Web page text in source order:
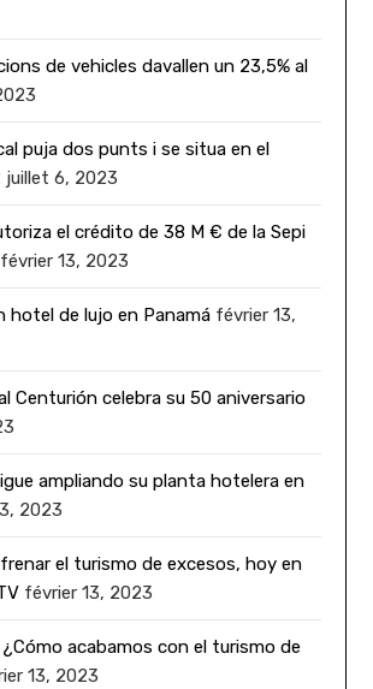
de vehicles davallen un 23,5% al
puja dos punts i se situa en el
juillet 6, 2023
el crédito de 38 M € de la Sepi
février 13, 2023
hotel de lujo en Panamá février 13,
Centurión celebra su 50 aniversario
ampliando su planta hotelera en
2023
el turismo de excesos, hoy en
février 13, 2023
acabamos con el turismo de
13, 2023